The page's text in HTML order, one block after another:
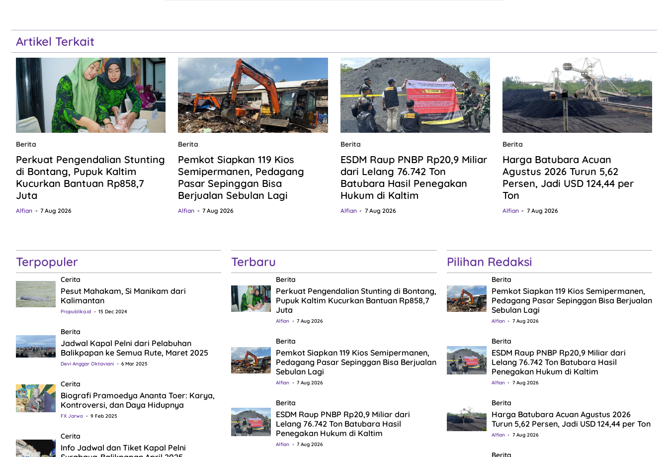
Artikel Terkait
Berita
Perkuat Pengendalian Stunting
di Bontang, Pupuk Kaltim
Kucurkan Bantuan Rp858,7
Juta
Alfian 7 Aug 2026
Berita
Pemkot Siapkan 119 Kios
Semipermanen, Pedagang
Pasar Sepinggan Bisa
Berjualan Sebulan Lagi
Alfian 7 Aug 2026
Berita
ESDM Raup PNBP Rp20,9 Miliar
dari Lelang 76.742 Ton
Batubara Hasil Penegakan
Hukum di Kaltim
Alfian 7 Aug 2026
Berita
Harga Batubara Acuan
Agustus 2026 Turun 5,62
Persen, Jadi USD 124,44 per
Ton
Alfian 7 Aug 2026
Terpopuler
Cerita
Pesut Mahakam, Si Manikam dari
Kalimantan
Propublika.id 15 Dec 2024
Berita
Jadwal Kapal Pelni dari Pelabuhan
Balikpapan ke Semua Rute, Maret 2025
Devi Anggar Oktaviani 6 Mar 2025
Cerita
Biografi Pramoedya Ananta Toer: Karya,
Kontroversi, dan Daya Hidupnya
FX Jarwo 9 Feb 2025
Cerita
Info Jadwal dan Tiket Kapal Pelni
Terbaru
Berita
Perkuat Pengendalian Stunting di Bontang,
Pupuk Kaltim Kucurkan Bantuan Rp858,7
Juta
Alfian 7 Aug 2026
Berita
Pemkot Siapkan 119 Kios Semipermanen,
Pedagang Pasar Sepinggan Bisa Berjualan
Sebulan Lagi
Alfian 7 Aug 2026
Berita
ESDM Raup PNBP Rp20,9 Miliar dari
Lelang 76.742 Ton Batubara Hasil
Penegakan Hukum di Kaltim
Alfian 7 Aug 2026
Pilihan Redaksi
Berita
Pemkot Siapkan 119 Kios Semipermanen,
Pedagang Pasar Sepinggan Bisa Berjualan
Sebulan Lagi
Alfian 7 Aug 2026
Berita
ESDM Raup PNBP Rp20,9 Miliar dari
Lelang 76.742 Ton Batubara Hasil
Penegakan Hukum di Kaltim
Alfian 7 Aug 2026
Berita
Harga Batubara Acuan Agustus 2026
Turun 5,62 Persen, Jadi USD 124,44 per Ton
Alfian 7 Aug 2026
Berita